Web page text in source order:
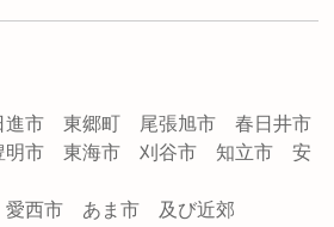
市 東郷町 尾張旭市 春日井市
明市 東海市 刈谷市 知立市 安
西市 あま市 及び近郊